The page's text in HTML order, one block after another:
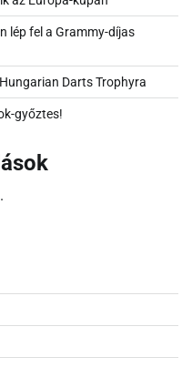
lép fel a Grammy-díjas
Darts Trophyra
győztes!